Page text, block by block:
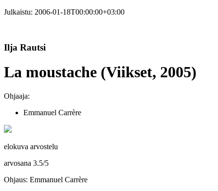
Julkaistu: 2006-01-18T00:00:00+03:00
Ilja Rautsi
La moustache (Viikset, 2005)
Ohjaaja:
Emmanuel Carrère
elokuva arvostelu
arvosana 3.5/5
Ohjaus: Emmanuel Carrère